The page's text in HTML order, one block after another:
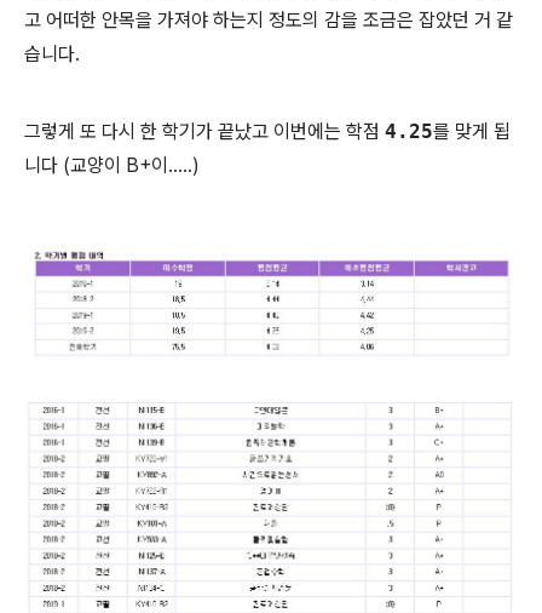
고 어떠한 안목을 가져야 하는지 정도의 감을 조금은 잡았던 거 같
습니다.
그렇게 또 다시 한 학기가 끝났고 이번에는 학점 4.25를 맞게 됩
니다 (교양이 B+이.....)